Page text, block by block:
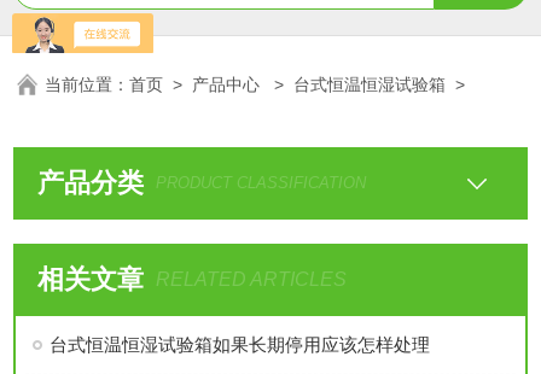
当前位置：首页 > 产品中心 > 台式恒温恒湿试验箱 >
产品分类 PRODUCT CLASSIFICATION
相关文章 RELATED ARTICLES
台式恒温恒湿试验箱如果长期停用应该怎样处理